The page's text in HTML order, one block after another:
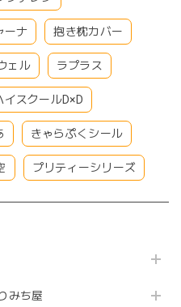
ーナ 抱き枕カバー
ェル ラプラス
イスクールD×D
きゃらぷくシール
プリティーシリーズ
みち屋